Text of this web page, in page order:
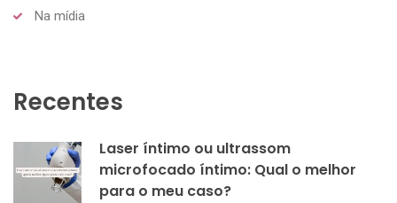
Na mídia
Recentes
Laser íntimo ou ultrassom
microfocado íntimo: Qual o melhor
para o meu caso?